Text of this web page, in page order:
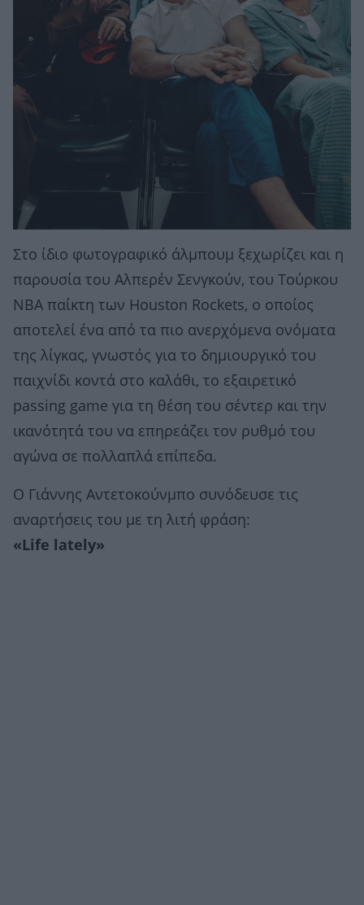
Στο ίδιο φωτογραφικό άλμπουμ ξεχωρίζει και η
παρουσία του Αλπερέν Σενγκούν, του Τούρκου
NBA παίκτη των Houston Rockets, ο οποίος
αποτελεί ένα από τα πιο ανερχόμενα ονόματα
της λίγκας, γνωστός για το δημιουργικό του
παιχνίδι κοντά στο καλάθι, το εξαιρετικό
passing game για τη θέση του σέντερ και την
ικανότητά του να επηρεάζει τον ρυθμό του
αγώνα σε πολλαπλά επίπεδα.
Ο Γιάννης Αντετοκούνμπο συνόδευσε τις
αναρτήσεις του με τη λιτή φράση:
«Life lately»